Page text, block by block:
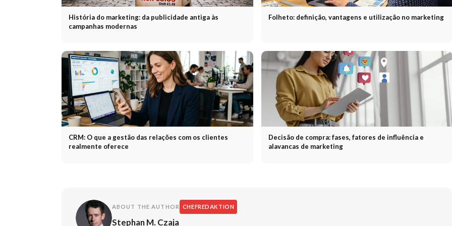
História do marketing: da publicidade antiga às
campanhas modernas
Folheto: definição, vantagens e utilização no marketing
CRM: O que a gestão das relações com os clientes
realmente oferece
Decisão de compra: fases, fatores de influência e
alavancas de marketing
ABOUT THE AUTHOR CHEFREDAKTION
Stephan M. Czaja